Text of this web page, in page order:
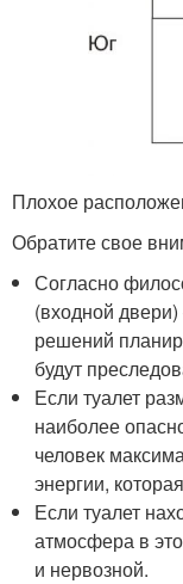
Плохое
Обратите свое
Согласно
(входной
решений
будут
Если туалет
наиболее
человек
энергии,
Если туалет
атмосфера в
и нервозной.